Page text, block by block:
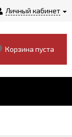
Личный кабинет
Корзина пуста